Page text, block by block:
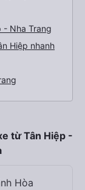
- Nha Trang
Hiệp nhanh
từ Tân Hiệp -
Hòa